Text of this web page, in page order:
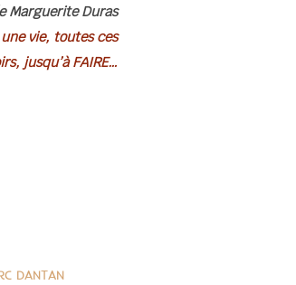
Marguerite Duras
vie, toutes ces
jusqu’à FAIRE…
DANTAN